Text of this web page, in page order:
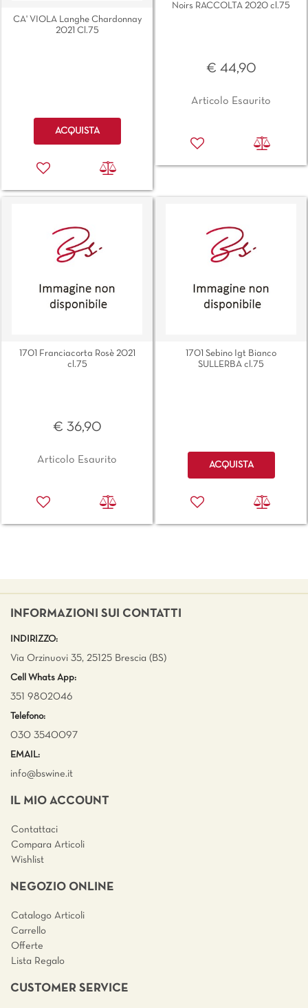
CA' VIOLA Langhe Chardonnay
2021 Cl.75
Quantità
ACQUISTA
Noirs RACCOLTA 2020 cl.75
€ 44,90
Articolo Esaurito
1701 Franciacorta Rosè 2021
cl.75
€ 36,90
Articolo Esaurito
1701 Sebino Igt Bianco
SULLERBA cl.75
Quantità
ACQUISTA
INFORMAZIONI SUI CONTATTI
INDIRIZZO:
Via Orzinuovi 35, 25125 Brescia (BS)
Cell Whats App:
351 9802046
Telefono:
030 3540097
EMAIL:
info@bswine.it
IL MIO ACCOUNT
Contattaci
Compara Articoli
Wishlist
NEGOZIO ONLINE
Catalogo Articoli
Carrello
Offerte
Lista Regalo
CUSTOMER SERVICE